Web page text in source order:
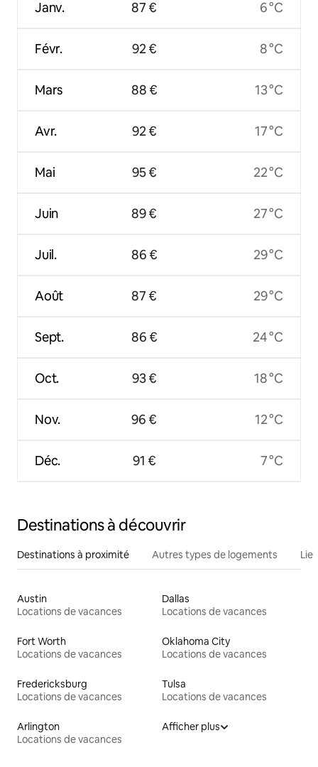
Janv.
Févr.
Mars
Avr.
Mai
Juin
Juil.
Août
Sept.
Oct.
Nov.
Déc.
87 €
92 €
88 €
92 €
95 €
89 €
86 €
87 €
86 €
93 €
96 €
91 €
6 °C
8 °C
13 °C
17 °C
22 °C
27 °C
29 °C
29 °C
24 °C
18 °C
12 °C
7 °C
Destinations à découvrir
Destinations à proximité Autres types de logements
Austin
Locations de vacances
Dallas
Locations de vacances
Fort Worth
Locations de vacances
Oklahoma City
Locations de vacances
Fredericksburg
Locations de vacances
Tulsa
Locations de vacances
Arlington
Locations de vacances
Afficher plus